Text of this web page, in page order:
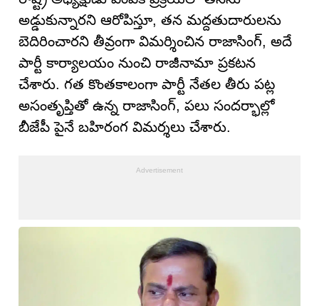
అడ్డుకున్నారని ఆరోపిస్తూ, తన మద్దతుదారులను
బెదిరించారని తీవ్రంగా విమర్శించిన రాజాసింగ్, అదే
పార్టీ కార్యాలయం నుంచి రాజీనామా ప్రకటన
చేశారు. గత కొంతకాలంగా పార్టీ నేతల తీరు పట్ల
అసంతృప్తితో ఉన్న రాజాసింగ్, పలు సందర్భాల్లో
బీజేపీ పైనే బహిరంగ విమర్శలు చేశారు.